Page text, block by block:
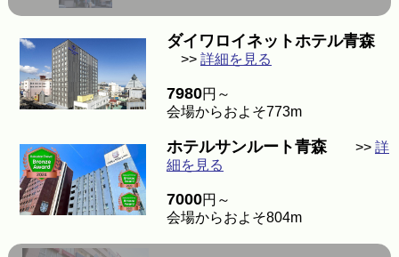
ダイワロイネットホテル青森
>> 詳細を見る
7980円～
会場からおよそ773m
ホテルサンルート青森 >> 詳
細を見る
7000円～
会場からおよそ804m